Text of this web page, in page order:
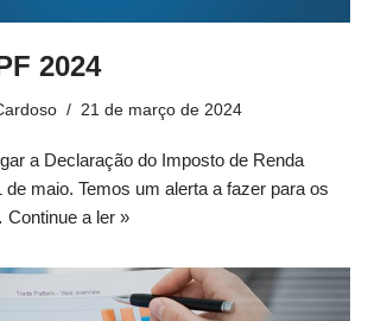
2024
21 de março de 2024
a Declaração do Imposto de Renda
de maio. Temos um alerta a fazer para os
Continue a ler »